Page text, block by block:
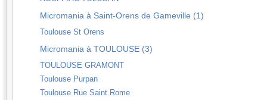
Micromania à Saint-Orens de Gameville (1)
Toulouse St Orens
Micromania à TOULOUSE (3)
TOULOUSE GRAMONT
Toulouse Purpan
Toulouse Rue Saint Rome